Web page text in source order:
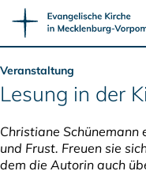
Veranstaltung
Lesung in der
Christiane Schünemann
und Frust. Freuen sie
dem die Autorin auch